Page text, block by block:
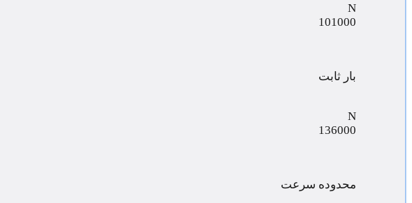
N
101000
بار ثابت
N
136000
محدوده سرعت